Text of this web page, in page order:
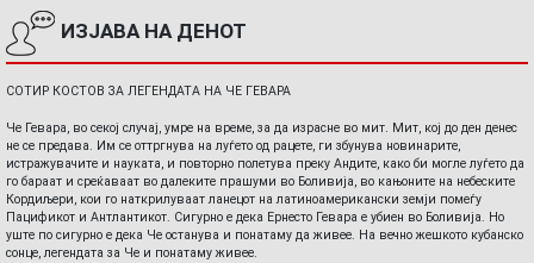
ИЗЈАВА НА ДЕНОТ
СОТИР КОСТОВ ЗА ЛЕГЕНДАТА НА ЧЕ ГЕВАРА
Че Гевара, во секој случај, умре на време, за да израсне во мит. Мит, кој до ден денес
не се предава. Им се оттргнува на луѓето од рацете, ги збунува новинарите,
истражувачите и науката, и повторно полетува преку Андите, како би могле луѓето да
го бараат и среќаваат во далеките прашуми во Боливија, во кањоните на небеските
Кордиљери, кои го наткрилуваат ланецот на латиноамерикански земји помеѓу
Пацификот и Антлантикот. Сигурно е дека Ернесто Гевара е убиен во Боливија. Но
уште по сигурно е дека Че останува и понатаму да живее. На вечно жешкото кубанско
сонце, легендата за Че и понатаму живее.